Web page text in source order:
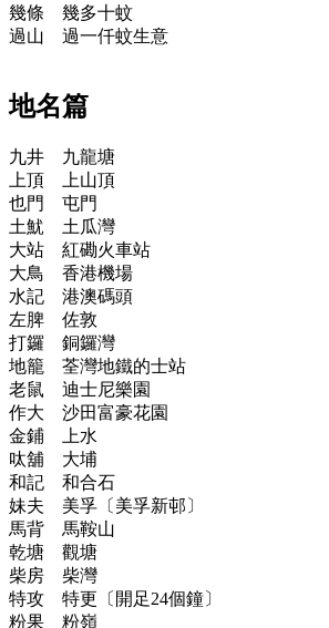
幾條 幾多十蚊
過山 過一仟蚊生意
地名篇
九井 九龍塘
上頂 上山頂
也門 屯門
土魷 土瓜灣
大站 紅磡火車站
大鳥 香港機場
水記 港澳碼頭
左脾 佐敦
打鑼 銅鑼灣
地籠 荃灣地鐵的士站
老鼠 迪士尼樂園
作大 沙田富豪花園
金鋪 上水
呔舖 大埔
和記 和合石
妹夫 美孚〔美孚新邨〕
馬背 馬鞍山
乾塘 觀塘
柴房 柴灣
特攻 特更〔開足24個鐘〕
粉果 粉嶺